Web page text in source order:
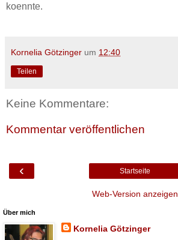
koennte.
Kornelia Götzinger um 12:40
Teilen
Keine Kommentare:
Kommentar veröffentlichen
‹ Startseite
Web-Version anzeigen
Über mich
Kornelia Götzinger